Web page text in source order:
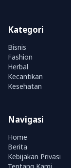
Kategori
Bisnis
Fashion
Herbal
Kecantikan
Kesehatan
Navigasi
Home
Berita
Kebijakan Privasi